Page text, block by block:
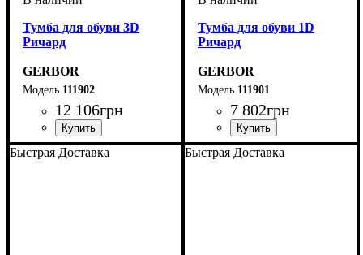
Тумба для обуви 3D
Ричард
GERBOR
111902
12 106грн
Тумба для обуви 1D
Ричард
GERBOR
111901
7 802грн
Быстрая Доставка Быстрая Доставка